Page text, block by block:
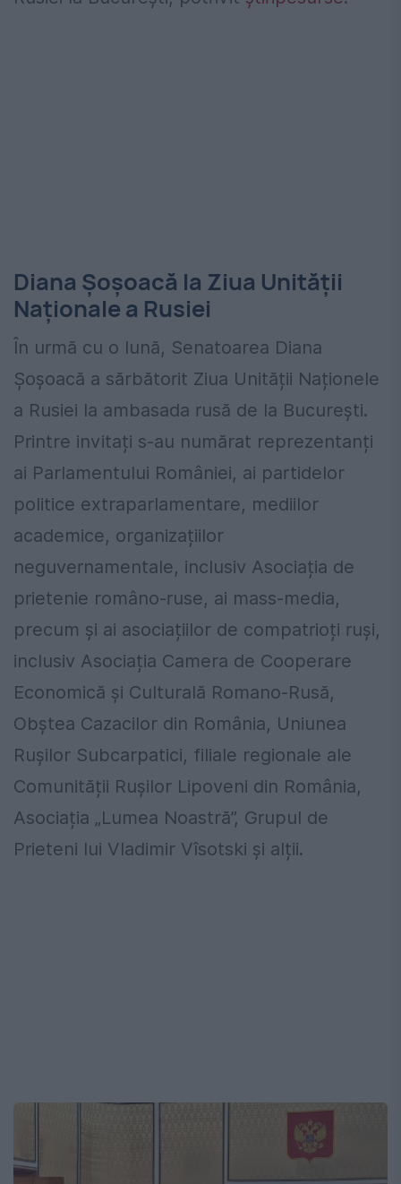
Diana Şoşoacă la Ziua Unității
Naționale a Rusiei
În urmă cu o lună, Senatoarea Diana
Șoșoacă a sărbătorit Ziua Unității Naționele
a Rusiei la ambasada rusă de la București.
Printre invitați s-au numărat reprezentanți
ai Parlamentului României, ai partidelor
politice extraparlamentare, mediilor
academice, organizațiilor
neguvernamentale, inclusiv Asociația de
prietenie româno-ruse, ai mass-media,
precum și ai asociațiilor de compatrioți ruși,
inclusiv Asociația Camera de Cooperare
Economică și Culturală Romano-Rusă,
Obștea Cazacilor din România, Uniunea
Rușilor Subcarpatici, filiale regionale ale
Comunității Rușilor Lipoveni din România,
Asociația „Lumea Noastră”, Grupul de
Prieteni lui Vladimir Vîsotski și alții.